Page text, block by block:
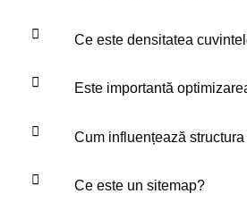
Ce este densitatea
Este importantă
Cum influențează
Ce este un sitemap?